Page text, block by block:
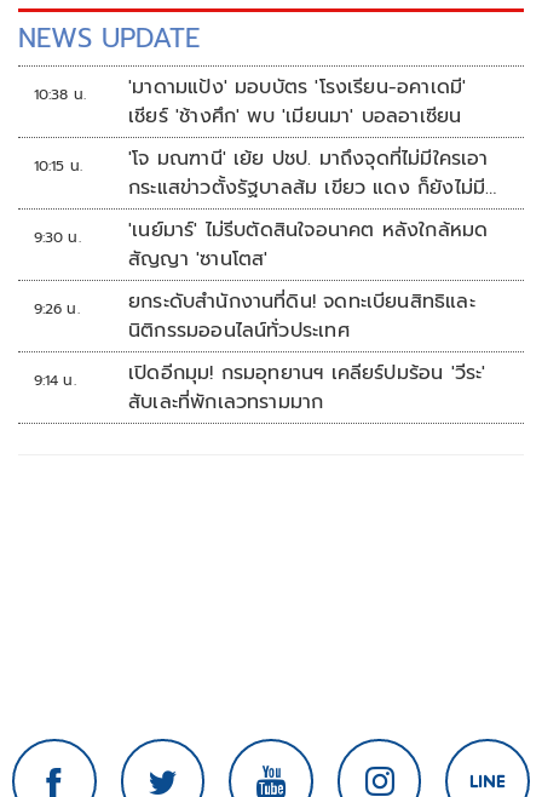
NEWS UPDATE
10:38 น.
'มาดามแป้ง' มอบบัตร 'โรงเรียน-อคาเดมี'
เชียร์ 'ช้างศึก' พบ 'เมียนมา' บอลอาเซียน
10:15 น.
'โจ มณฑานี' เย้ย ปชป. มาถึงจุดที่ไม่มีใครเอา
กระแสข่าวตั้งรัฐบาลส้ม เขียว แดง ก็ยังไม่มีฟ้า
เลย
9:30 น.
'เนย์มาร์' ไม่รีบตัดสินใจอนาคต หลังใกล้หมด
สัญญา 'ซานโตส'
9:26 น.
ยกระดับสำนักงานที่ดิน! จดทะเบียนสิทธิและ
นิติกรรมออนไลน์ทั่วประเทศ
9:14 น.
เปิดอีกมุม! กรมอุทยานฯ เคลียร์ปมร้อน 'วีระ'
สับเละที่พักเลวทรามมาก